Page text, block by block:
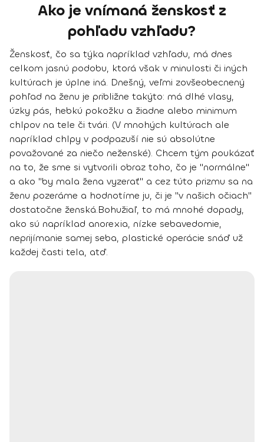
Ako je vnímaná ženskosť z
pohľadu vzhľadu?
Ženskosť, čo sa týka napríklad vzhľadu, má dnes
celkom jasnú podobu, ktorá však v minulosti či iných
kultúrach je úplne iná. Dnešný, veľmi zovšeobecnený
pohľad na ženu je približne takýto: má dlhé vlasy,
úzky pás, hebkú pokožku a žiadne alebo minimum
chlpov na tele či tvári. (V mnohých kultúrach ale
napríklad chlpy v podpazuší nie sú absolútne
považované za niečo neženské). Chcem tým poukázať
na to, že sme si vytvorili obraz toho, čo je "normálne"
a ako "by mala žena vyzerať" a cez túto prizmu sa na
ženu pozeráme a hodnotíme ju, či je "v našich očiach"
dostatočne ženská.Bohužiaľ, to má mnohé dopady,
ako sú napríklad anorexia, nízke sebavedomie,
neprijímanie samej seba, plastické operácie snáď už
každej časti tela, atď.